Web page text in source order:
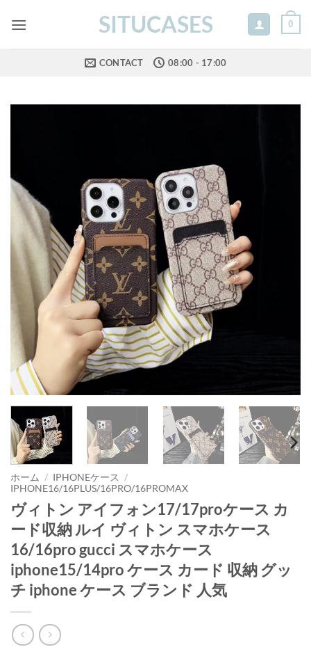
SITUCASES 0
CONTACT 08:00 - 17:00
ホーム / IPHONEケース
/
IPHONE16/16PLUS/16PRO/16PROMAX
ヴィトン アイフォン17/17proケース カ
ード収納 ルイ ヴィトン スマホケース
16/16pro gucci スマホケース
iphone15/14pro ケース カード 収納 グッ
チ iphone ケース ブランド 人気